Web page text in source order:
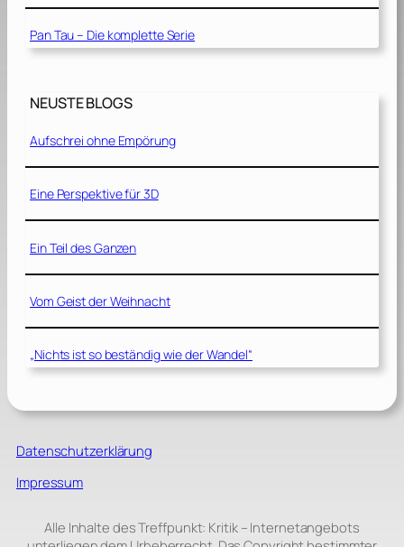
Pan Tau – Die komplette Serie
NEUSTE BLOGS
Aufschrei ohne Empörung
Eine Perspektive für 3D
Ein Teil des Ganzen
Vom Geist der Weihnacht
„Nichts ist so beständig wie der Wandel“
Datenschutzerklärung
Impressum
Alle Inhalte des Treffpunkt: Kritik – Internetangebots